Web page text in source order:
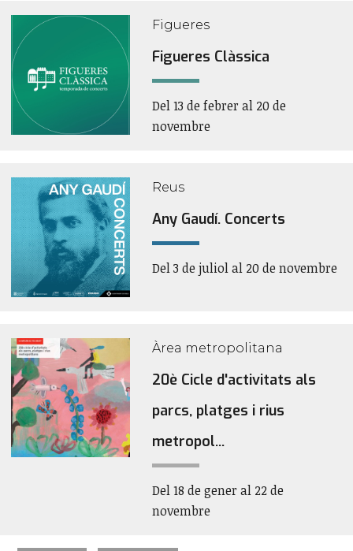
Figueres
Figueres Clàssica
Del 13 de febrer al 20 de
novembre
Reus
Any Gaudí. Concerts
Del 3 de juliol al 20 de novembre
Àrea metropolitana
20è Cicle d'activitats als
parcs, platges i rius
metropol...
Del 18 de gener al 22 de
novembre